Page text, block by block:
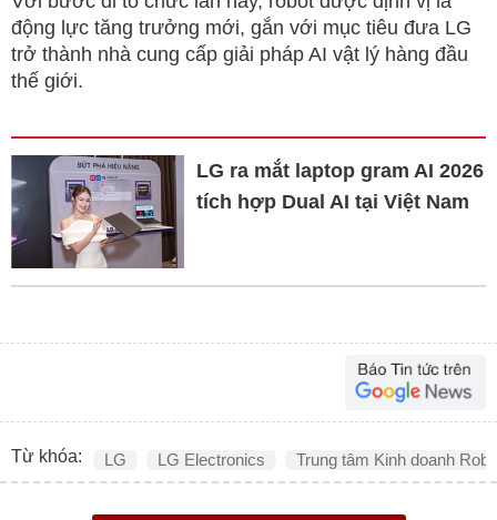
động lực tăng trưởng mới, gắn với mục tiêu đưa LG
trở thành nhà cung cấp giải pháp AI vật lý hàng đầu
thế giới.
LG ra mắt laptop gram AI 2026
tích hợp Dual AI tại Việt Nam
Từ khóa: LG LG Electronics Trung tâm Kinh doanh